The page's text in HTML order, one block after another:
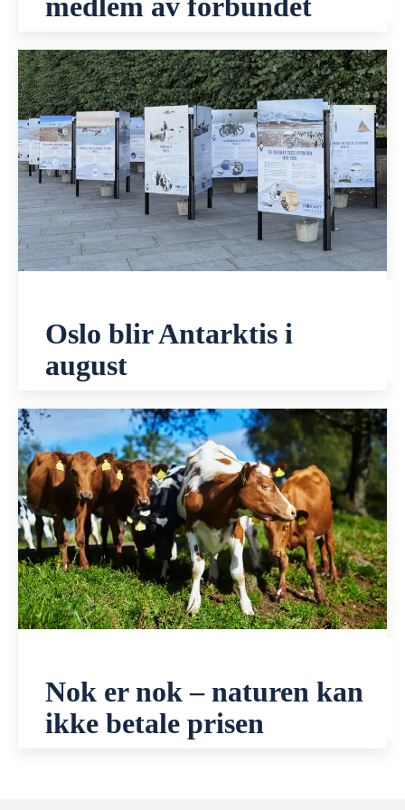
Oslo blir Antarktis i
august
Nok er nok – naturen kan
ikke betale prisen